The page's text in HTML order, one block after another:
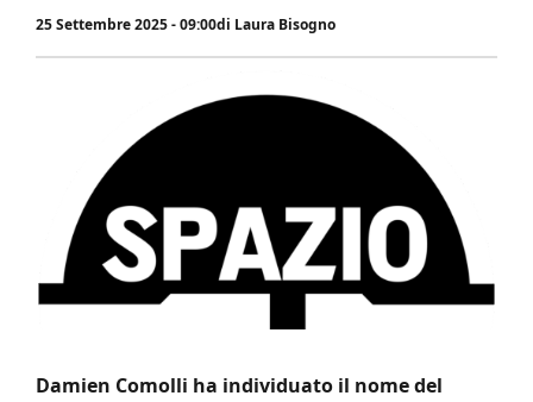
25 Settembre 2025 - 09:00di Laura Bisogno
Damien Comolli ha individuato il nome del